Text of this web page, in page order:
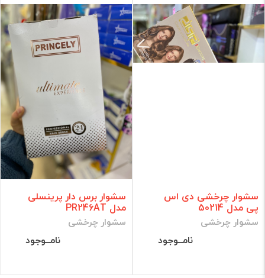
سشوار چرخشی دی اس
پی مدل 50214
سشوار چرخشی
نامــوجود
سشوار برس دار پرینسلی
مدل PR246AT
سشوار چرخشی
نامــوجود